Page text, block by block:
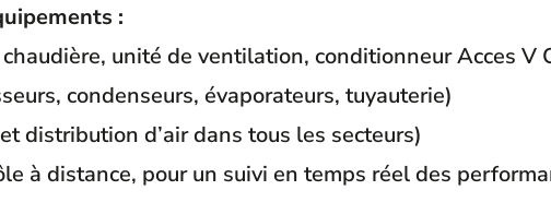
:
unité de ventilation, conditionneur Acces V
condenseurs, évaporateurs, tuyauterie)
distribution d’air dans tous les secteurs)
à distance, pour un suivi en temps réel des